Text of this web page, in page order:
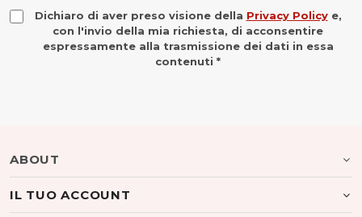
Dichiaro di aver preso visione della Privacy Policye,
con l'invio della mia richiesta, di acconsentire
espressamente alla trasmissione dei dati in essa
contenuti *
ABOUT
IL TUO ACCOUNT